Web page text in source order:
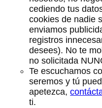
cediendo tus
cookies de nadie
enviamos
registros
desees). No te
no solicitada
Te escuchamos
seremos y tú
apetezca,
ti.